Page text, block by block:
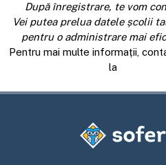
După înregistrare, te vom
Vei putea prelua datele școlii
pentru o administrare mai
Pentru mai multe informații,
la